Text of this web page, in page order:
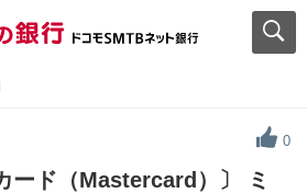
0
ード（Mastercard）〕 ミ